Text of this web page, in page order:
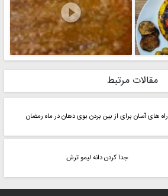

مقالات مرتبط
راه های آسان برای از بین بردن بوی دهان در ماه رمضان
جدا کردن دانه لیمو ترش